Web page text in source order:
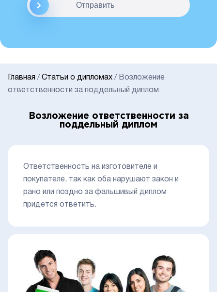
Отправить
Главная / Статьи о дипломах / Возложение
ответственности за поддельный диплом
Возложение ответственности за
поддельный диплом
Ответственность на изготовителе и
покупателе, так как оба нарушают закон и
рано или поздно за фальшивый диплом
придется ответить.